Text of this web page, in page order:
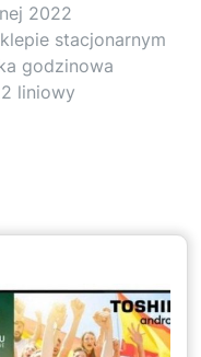
2022
stacjonarnym
godzinowa
liniowy